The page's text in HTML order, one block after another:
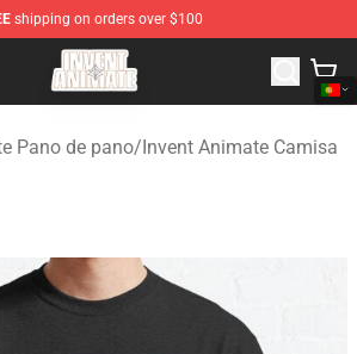
shipping on orders over $100
Shop - Official Invent Animate
Pano de pano/Invent Animate Camisa